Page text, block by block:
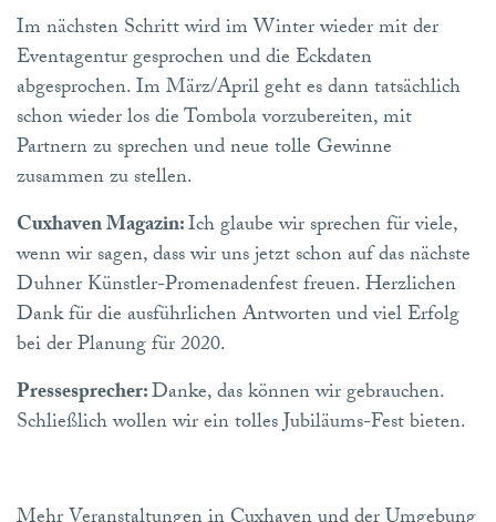
Im nächsten Schritt wird im Winter wieder mit der
Eventagentur gesprochen und die Eckdaten
abgesprochen. Im März/April geht es dann tatsächlich
schon wieder los die Tombola vorzubereiten, mit
Partnern zu sprechen und neue tolle Gewinne
zusammen zu stellen.
Cuxhaven Magazin:Ich glaube wir sprechen für viele,
wenn wir sagen, dass wir uns jetzt schon auf das nächste
Duhner Künstler-Promenadenfest freuen. Herzlichen
Dank für die ausführlichen Antworten und viel Erfolg
bei der Planung für 2020.
Pressesprecher:Danke, das können wir gebrauchen.
Schließlich wollen wir ein tolles Jubiläums-Fest bieten.